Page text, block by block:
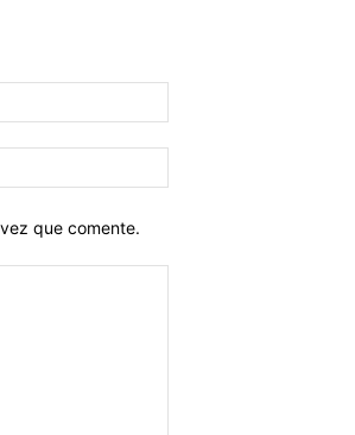
electrónico:*
que comente.